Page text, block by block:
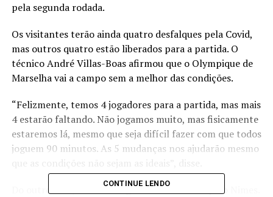
pela segunda rodada.
Os visitantes terão ainda quatro desfalques pela Covid,
mas outros quatro estão liberados para a partida. O
técnico André Villas-Boas afirmou que o Olympique de
Marselha vai a campo sem a melhor das condições.
“Felizmente, temos 4 jogadores para a partida, mas mais
4 estarão faltando. Não jogamos muito, mas fisicamente
estaremos lá, mesmo que seja difícil fazer com que todos
joguem 90 minutos. As 5 mudanças nos ajudarão mesmo
Do outro lado, o Brest foi goleado na estreia pelo Nimes.
CONTINUE LENDO